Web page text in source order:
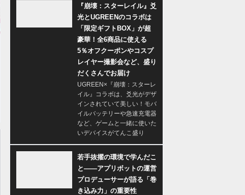
『崩壊：スターレイル』爻
光とUGREENのコラボは
「限定ギフトBOX」が超
豪華！全6商品に使える
5％オフクーポンやコスプ
レイヤー撮影会など、盛り
だくさんでお届け
UGREEN×『崩壊：スターレ
イル』コラボは、爻光がデザ
インされていて美しい！モバ
イルバッテリーや急速充電器
など、ゲームと一緒に使いた
いデバイスがてんこ盛り
若手抜擢の環境で学んだこ
と――アプリボットの運営
プロデューサーが語る「巻
き込み力」の重要性